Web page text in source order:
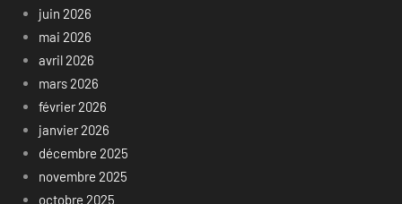
juin 2026
mai 2026
avril 2026
mars 2026
février 2026
janvier 2026
décembre 2025
novembre 2025
octobre 2025